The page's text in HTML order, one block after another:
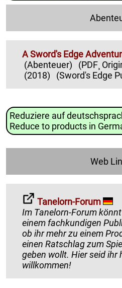
A Sword's Edge
(Abenteuer)
(PDF¸
(2018)
(Sword's Edge
Reduziere auf
Reduce to products in
Web
Tanelorn-Forum
Im Tanelorn-Forum
einem fachkundigen
ob ihr mehr zu einem Produkt wissen wollt¸
einen Ratschlag zum
geben wollt. Hier seid ihr herzlich
willkommen!